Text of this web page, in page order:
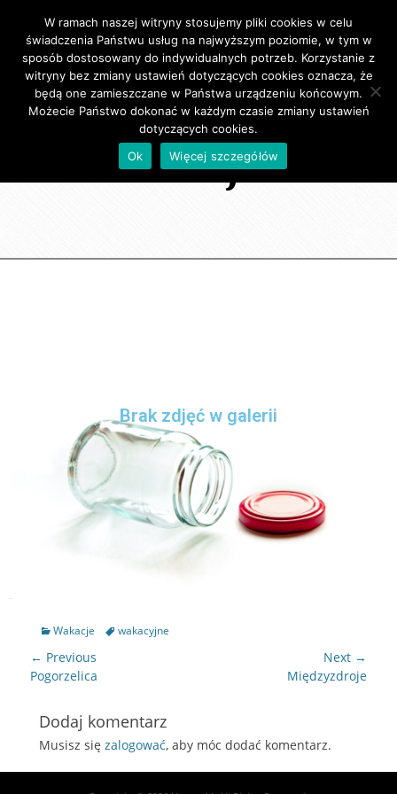
Primary Menu
Świnoujście
Brak zdjęć w galerii
Wakacje wakacyjne
← Previous
Pogorzelica
Next →
Międzyzdroje
Dodaj komentarz
Musisz się zalogować, aby móc dodać komentarz.
W ramach naszej witryny stosujemy pliki cookies w celu
świadczenia Państwu usług na najwyższym poziomie, w tym w
sposób dostosowany do indywidualnych potrzeb. Korzystanie z
witryny bez zmiany ustawień dotyczących cookies oznacza, że
będą one zamieszczane w Państwa urządzeniu końcowym.
Możecie Państwo dokonać w każdym czasie zmiany ustawień
dotyczących cookies.
Ok
Więcej szczegółów